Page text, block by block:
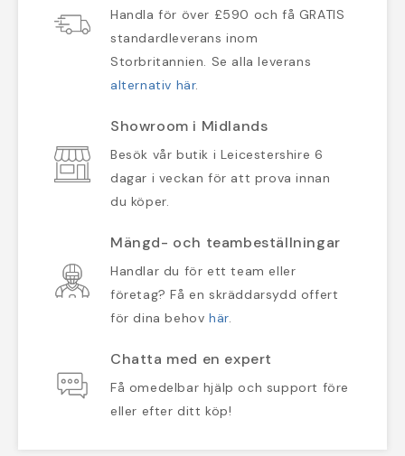
Handla för över £590 och få GRATIS
standardleverans inom
Storbritannien. Se alla leverans
alternativ här.
Showroom i Midlands
Besök vår butik i Leicestershire 6
dagar i veckan för att prova innan
du köper.
Mängd- och teambeställningar
Handlar du för ett team eller
företag? Få en skräddarsydd offert
för dina behov här.
Chatta med en expert
Få omedelbar hjälp och support före
eller efter ditt köp!